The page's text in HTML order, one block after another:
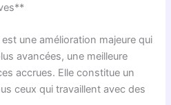
une amélioration majeure qui
avancées, une meilleure
accrues. Elle constitue un
ceux qui travaillent avec des